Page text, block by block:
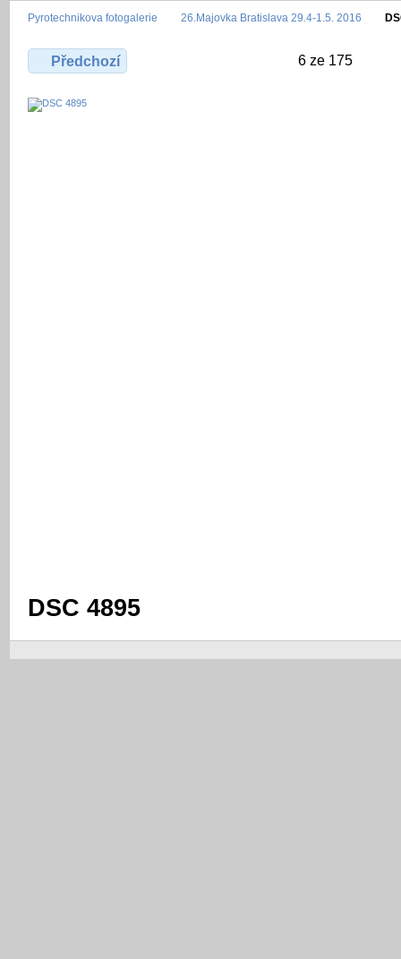
Pyrotechnikova fotogalerie 26.Majovka Bratislava 29.4-1.5. 2016
Předchozí 6 ze 175
DSC 4895